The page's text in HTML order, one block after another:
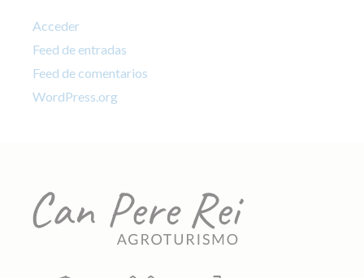
Acceder
Feed de entradas
Feed de comentarios
WordPress.org